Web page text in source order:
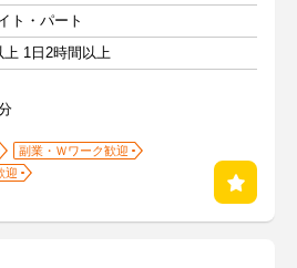
ト・パート
上 1日2時間以上
副業・Ｗワーク歓迎
迎